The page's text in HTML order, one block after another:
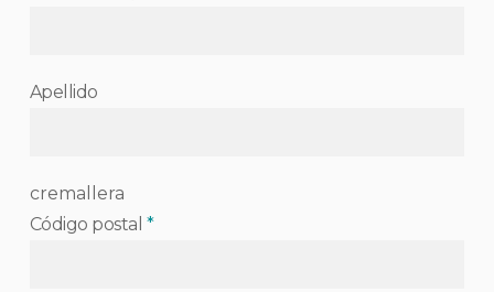
Apellido
cremallera
Código postal *